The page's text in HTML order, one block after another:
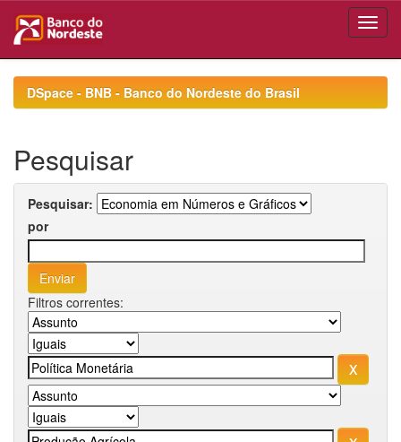
navigationDSpace - BNB - Banco do Nordeste do Brasil
Pesquisar
Pesquisar:
por
Filtros correntes: